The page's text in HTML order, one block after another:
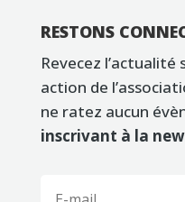
RESTONS
Revecez
action de
ne ratez aucun
inscrivant à la